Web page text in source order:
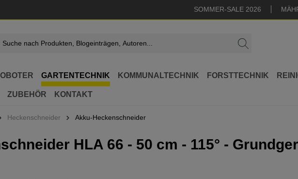
SOMMER-SALE 2026
GARTENTECHNIK KOMMUNALTECHNIK FORSTTECHNIK
ZUBEHÖR KONTAKT
Heckenschneider Akku-Heckenschneider
HLA 66 - 50 cm - 115° -